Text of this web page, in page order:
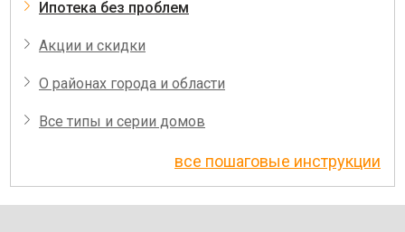
Ипотека без проблем
Акции и скидки
О районах города и области
Все типы и серии домов
все пошаговые инструкции